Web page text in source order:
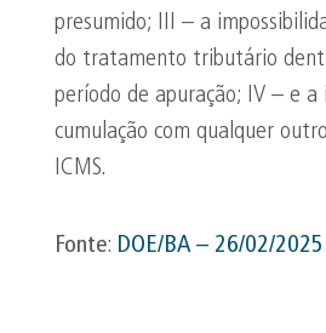
presumido; III – a
do tratamento tributário
período de apuração; IV – e a
cumulação com qualquer
ICMS.
Fonte: DOE/BA – 26/02/2025